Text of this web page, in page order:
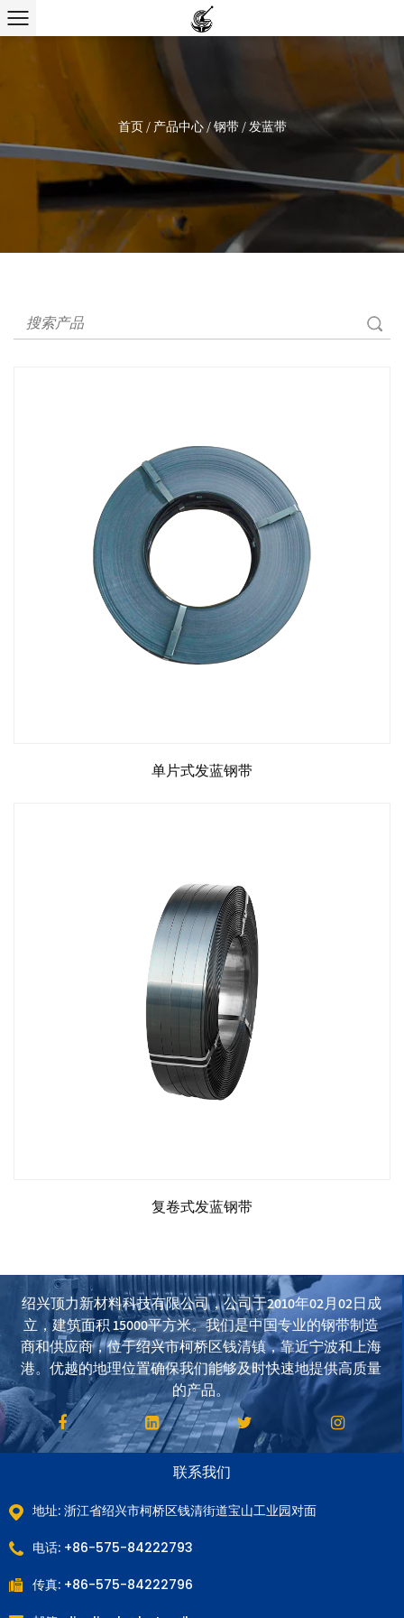
首页/ 产品中心/钢带/发蓝带
单片式发蓝钢带
复卷式发蓝钢带
绍兴顶力新材料科技有限公司，公司于2010年02月02日成
立，建筑面积 15000平方米。我们是中国专业的钢带制造
商和供应商，位于绍兴市柯桥区钱清镇，靠近宁波和上海
港。优越的地理位置确保我们能够及时快速地提供高质量
的产品。
联系我们
地址: 浙江省绍兴市柯桥区钱清街道宝山工业园对面
电话: +86-575-84222793
传真: +86-575-84222796